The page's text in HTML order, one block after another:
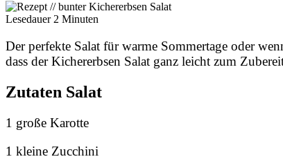
Lesedauer 2 Minuten
Der perfekte Salat für warme Sommertage oder
dass der Kichererbsen Salat ganz leicht zum
Zutaten Salat
1 große Karotte
1 kleine Zucchini